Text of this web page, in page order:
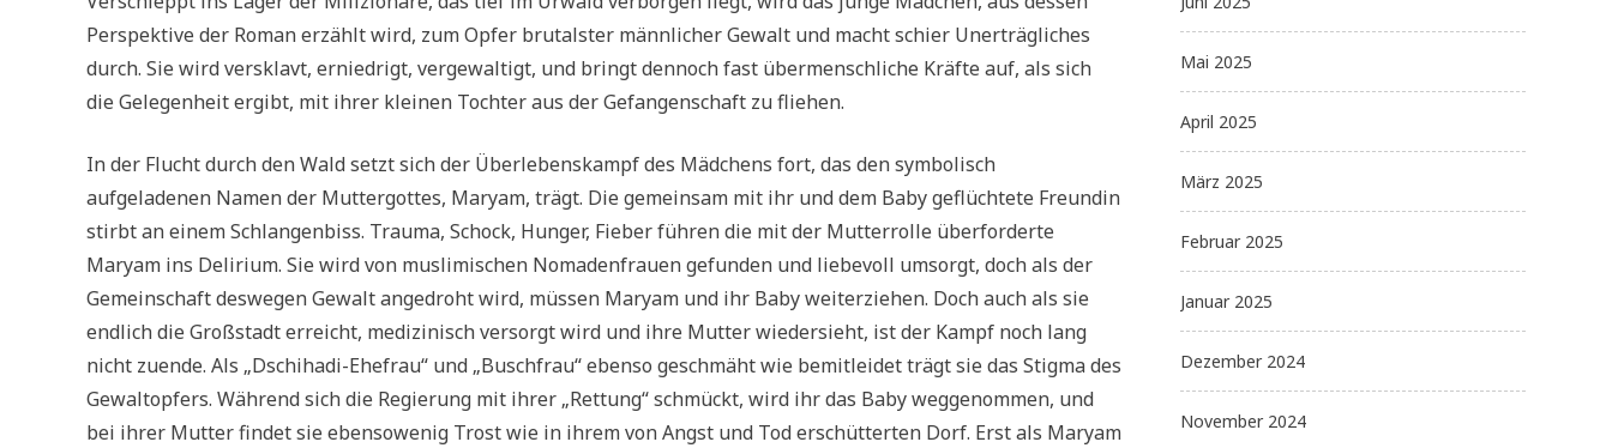
Perspektive der Roman erzählt wird, zum Opfer brutalster männlicher Gewalt und macht schier Unerträgliches
durch. Sie wird versklavt, erniedrigt, vergewaltigt, und bringt dennoch fast übermenschliche Kräfte auf, als sich
die Gelegenheit ergibt, mit ihrer kleinen Tochter aus der Gefangenschaft zu fliehen.
In der Flucht durch den Wald setzt sich der Überlebenskampf des Mädchens fort, das den symbolisch
aufgeladenen Namen der Muttergottes, Maryam, trägt. Die gemeinsam mit ihr und dem Baby geflüchtete Freundin
stirbt an einem Schlangenbiss. Trauma, Schock, Hunger, Fieber führen die mit der Mutterrolle überforderte
Maryam ins Delirium. Sie wird von muslimischen Nomadenfrauen gefunden und liebevoll umsorgt, doch als der
Gemeinschaft deswegen Gewalt angedroht wird, müssen Maryam und ihr Baby weiterziehen. Doch auch als sie
endlich die Großstadt erreicht, medizinisch versorgt wird und ihre Mutter wiedersieht, ist der Kampf noch lang
nicht zuende. Als „Dschihadi-Ehefrau“ und „Buschfrau“ ebenso geschmäht wie bemitleidet trägt sie das Stigma des
Gewaltopfers. Während sich die Regierung mit ihrer „Rettung“ schmückt, wird ihr das Baby weggenommen, und
bei ihrer Mutter findet sie ebensowenig Trost wie in ihrem von Angst und Tod erschütterten Dorf. Erst als Maryam
Mai 2025
April 2025
März 2025
Februar 2025
Januar 2025
Dezember 2024
November 2024